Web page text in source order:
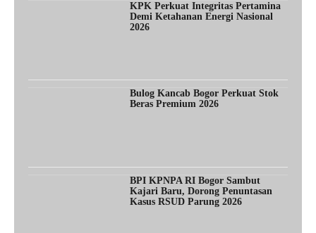
KPK Perkuat Integritas Pertamina
Demi Ketahanan Energi Nasional
2026
Bulog Kancab Bogor Perkuat Stok
Beras Premium 2026
BPI KPNPA RI Bogor Sambut
Kajari Baru, Dorong Penuntasan
Kasus RSUD Parung 2026